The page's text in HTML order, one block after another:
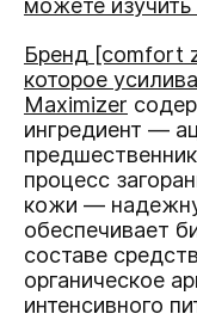
можете
Бренд [comfort
которое
Maximizer
ингредиент —
процесс
кожи —
обеспечивает
составе
органическое
интенсивного